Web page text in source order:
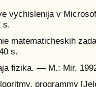
vychislenija v
s.
matematicheskih
s.
fizika. –– M.: Mir,
programmy